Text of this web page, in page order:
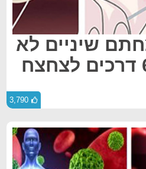
שיניים לא
נכון … הנה 6 דרכים לצחצח
3,790